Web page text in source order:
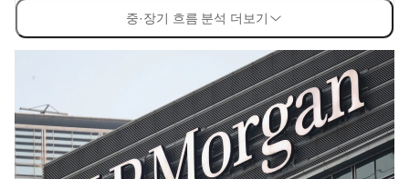
중·장기 흐름 분석 더보기